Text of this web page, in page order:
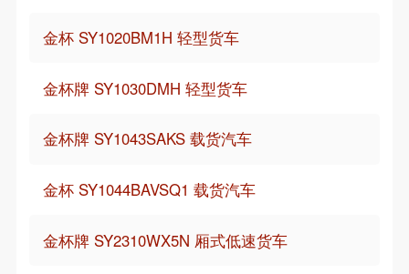
金杯 SY1020BM1H 轻型货车
金杯牌 SY1030DMH 轻型货车
金杯牌 SY1043SAKS 载货汽车
金杯 SY1044BAVSQ1 载货汽车
金杯牌 SY2310WX5N 厢式低速货车